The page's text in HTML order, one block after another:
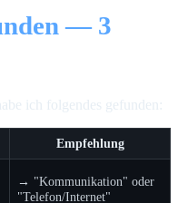
— 3
ich folgendes gefunden:
Empfehlung
→ "Kommunikation" oder
"Telefon/Internet"